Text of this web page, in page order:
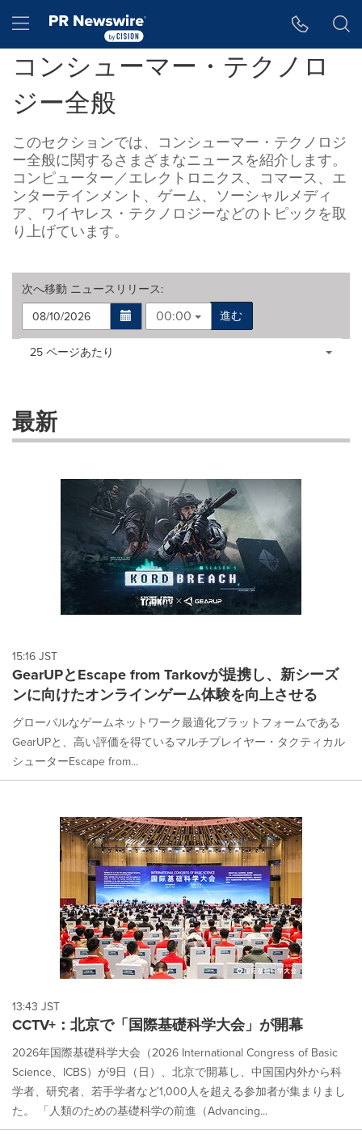
Hamburger menu
コンシューマー・テクノロ
ジー全般
このセクションでは、コンシューマー・テクノロジ
ー全般に関するさまざまなニュースを紹介します。
コンピューター／エレクトロニクス、コマース、エ
ンターテインメント、ゲーム、ソーシャルメディ
ア、ワイヤレス・テクノロジーなどのトピックを取
り上げています。
次へ移動 ニュースリリース:
00:00
進む
Making
these
dropdown
will
each
option
is
selected.
Items per page:
25 ページあたり
最新
15:16 JST
GearUPとEscape from Tarkovが提携し、新シーズ
ンに向けたオンラインゲーム体験を向上させる
グローバルなゲームネットワーク最適化プラットフォームである
GearUPと、高い評価を得ているマルチプレイヤー・タクティカル
シューターEscape from...
13:43 JST
CCTV+：北京で「国際基礎科学大会」が開幕
2026年国際基礎科学大会（2026 International Congress of Basic
Science、ICBS）が9日（日）、北京で開幕し、中国国内外から科
学者、研究者、若手学者など1,000人を超える参加者が集まりまし
た。 「人類のための基礎科学の前進（Advancing...